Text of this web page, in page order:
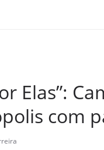
Elas”:
com